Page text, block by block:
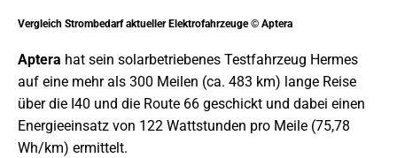
Vergleich Strombedarf aktueller Elektrofahrzeuge © Aptera
Aptera hat sein solarbetriebenes Testfahrzeug Hermes
auf eine mehr als 300 Meilen (ca. 483 km) lange Reise
über die I40 und die Route 66 geschickt und dabei einen
Energieeinsatz von 122 Wattstunden pro Meile (75,78
Wh/km) ermittelt.